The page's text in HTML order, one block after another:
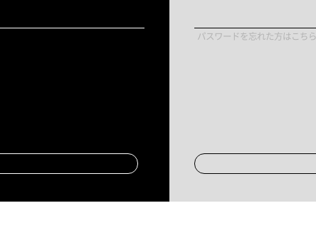
パスワードを忘れた方はこちら